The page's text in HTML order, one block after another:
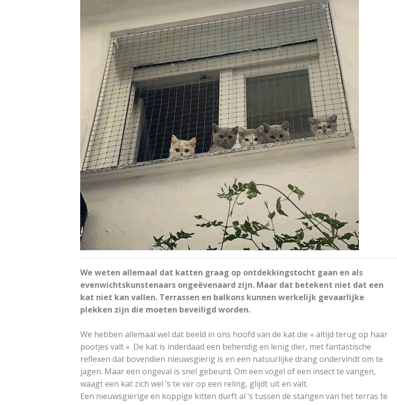
We weten allemaal dat katten graag op ontdekkingstocht gaan en als
evenwichtskunstenaars ongeëvenaard zijn. Maar dat betekent niet dat een
kat niet kan vallen. Terrassen en balkons kunnen werkelijk gevaarlijke
plekken zijn die moeten beveiligd worden.
We hebben allemaal wel dat beeld in ons hoofd van de kat die « altijd terug op haar
pootjes valt ». De kat is inderdaad een behendig en lenig dier, met fantastische
reflexen dat bovendien nieuwsgierig is en een natuurlijke drang ondervindt om te
jagen. Maar een ongeval is snel gebeurd. Om een vogel of een insect te vangen,
waagt een kat zich wel ‘s te ver op een reling, glijdt uit en valt.
Een nieuwsgierige en koppige kitten durft al ‘s tussen de stangen van het terras te